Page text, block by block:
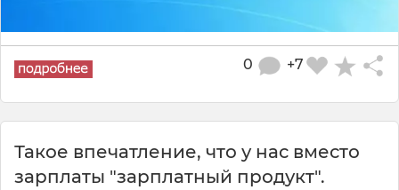
+7
0
Такое впечатление, что у нас вместо
зарплаты "зарплатный продукт".